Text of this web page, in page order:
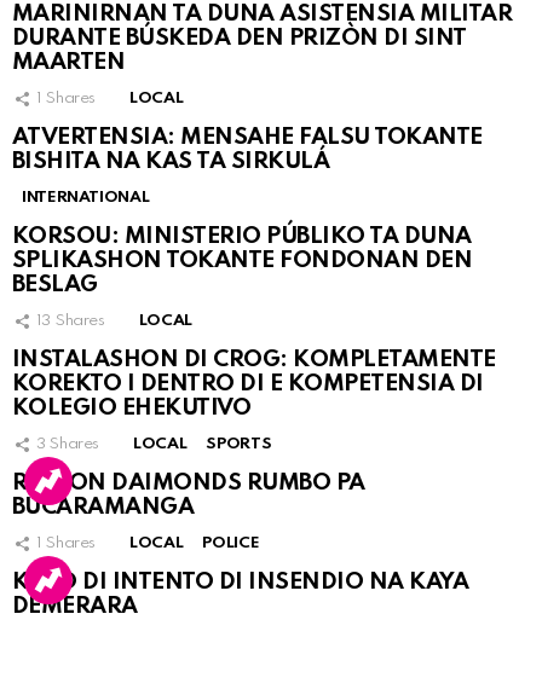
MARINIRNAN TA DUNA ASISTENSIA MILITAR
DURANTE BÚSKEDA DEN PRIZÒN DI SINT
MAARTEN
1 Shares LOCAL
ATVERTENSIA: MENSAHE FALSU TOKANTE
BISHITA NA KAS TA SIRKULÁ
INTERNATIONAL
KORSOU: MINISTERIO PÚBLIKO TA DUNA
SPLIKASHON TOKANTE FONDONAN DEN
BESLAG
13 Shares LOCAL
INSTALASHON DI CROG: KOMPLETAMENTE
KOREKTO I DENTRO DI E KOMPETENSIA DI
KOLEGIO EHEKUTIVO
3 Shares LOCAL SPORTS
RINCON DAIMONDS RUMBO PA
BUCARAMANGA
1 Shares LOCAL POLICE
KASO DI INTENTO DI INSENDIO NA KAYA
DEMERARA